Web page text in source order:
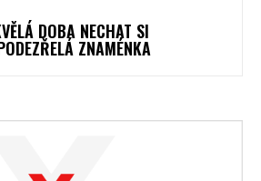
DOBA NECHAT SI
ZNAMÉNKA